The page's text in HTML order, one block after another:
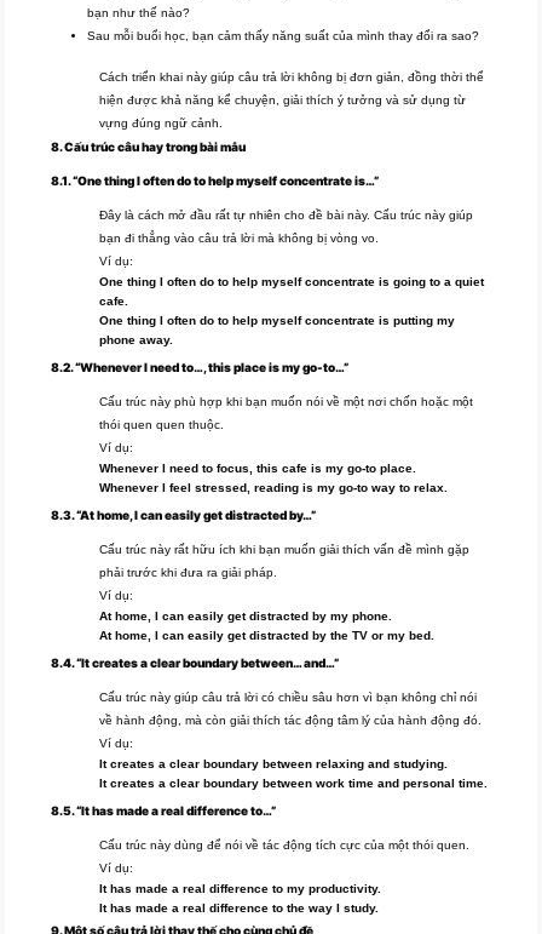
bạn như thế nào?
Sau mỗi buổi học, bạn cảm thấy năng suất của mình thay đổi ra sao?
Cách triển khai này giúp câu trả lời không bị đơn giản, đồng thời thể
hiện được khả năng kể chuyện, giải thích ý tưởng và sử dụng từ
vựng đúng ngữ cảnh.
8. Cấu trúc câu hay trong bài mẫu
8.1. “One thing I often do to help myself concentrate is…”
Đây là cách mở đầu rất tự nhiên cho đề bài này. Cấu trúc này giúp
bạn đi thẳng vào câu trả lời mà không bị vòng vo.
Ví dụ:
One thing I often do to help myself concentrate is going to a quiet
cafe.
One thing I often do to help myself concentrate is putting my
phone away.
8.2. “Whenever I need to…, this place is my go-to…”
Cấu trúc này phù hợp khi bạn muốn nói về một nơi chốn hoặc một
thói quen quen thuộc.
Ví dụ:
Whenever I need to focus, this cafe is my go-to place.
Whenever I feel stressed, reading is my go-to way to relax.
8.3. “At home, I can easily get distracted by…”
Cấu trúc này rất hữu ích khi bạn muốn giải thích vấn đề mình gặp
phải trước khi đưa ra giải pháp.
Ví dụ:
At home, I can easily get distracted by my phone.
At home, I can easily get distracted by the TV or my bed.
8.4. “It creates a clear boundary between… and…”
Cấu trúc này giúp câu trả lời có chiều sâu hơn vì bạn không chỉ nói
về hành động, mà còn giải thích tác động tâm lý của hành động đó.
Ví dụ:
It creates a clear boundary between relaxing and studying.
It creates a clear boundary between work time and personal time.
8.5. “It has made a real difference to…”
Cấu trúc này dùng để nói về tác động tích cực của một thói quen.
Ví dụ:
It has made a real difference to my productivity.
It has made a real difference to the way I study.
9. Một số câu trả lời thay thế cho cùng chủ đề